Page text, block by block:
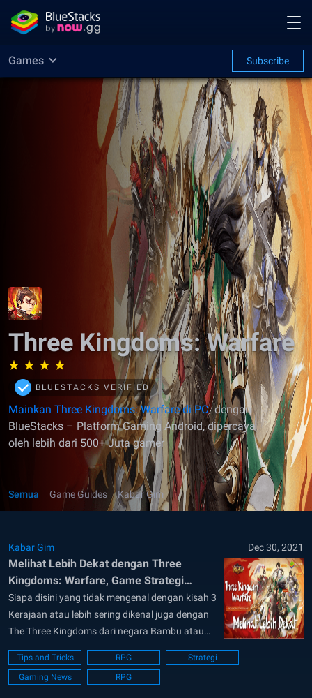
Games Subscribe
Three Kingdoms: Warfare
BLUESTACKS VERIFIED
Mainkan Three Kingdoms: Warfare di PC dengan
BlueStacks – Platform Gaming Android, dipercaya
oleh lebih dari 500+ Juta gamer
Semua Game Guides Kabar Gim
Kabar Gim Dec 30, 2021
Melihat Lebih Dekat dengan Three
Kingdoms: Warfare, Game Strategi
dengan Ukuran Kecil!
Siapa disini yang tidak mengenal dengan kisah 3
Kerajaan atau lebih sering dikenal juga dengan
The Three Kingdoms dari negara Bambu atau
China. Sudah banyak media yang
mengadaptasi kisah hebat ini, mulai dari film,
komik dan tidak ketinggalan sebuah video game
Tips and Tricks RPG
Strategi
Gaming News
RPG